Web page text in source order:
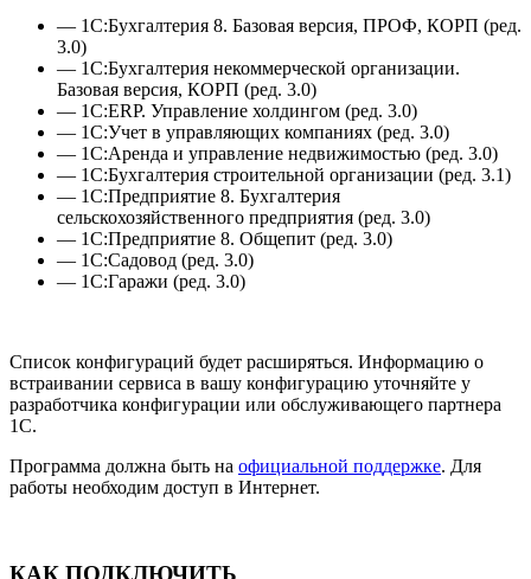
— 1С:Бухгалтерия 8. Базовая версия, ПРОФ, КОРП (ред.
3.0)
— 1С:Бухгалтерия некоммерческой организации.
Базовая версия, КОРП (ред. 3.0)
— 1С:ERP. Управление холдингом (ред. 3.0)
— 1С:Учет в управляющих компаниях (ред. 3.0)
— 1С:Аренда и управление недвижимостью (ред. 3.0)
— 1С:Бухгалтерия строительной организации (ред. 3.1)
— 1С:Предприятие 8. Бухгалтерия
сельскохозяйственного предприятия (ред. 3.0)
— 1С:Предприятие 8. Общепит (ред. 3.0)
— 1С:Садовод (ред. 3.0)
— 1С:Гаражи (ред. 3.0)
Список конфигураций будет расширяться. Информацию о
встраивании сервиса в вашу конфигурацию уточняйте у
разработчика конфигурации или обслуживающего партнера
1С.
Программа должна быть на официальной поддержке. Для
работы необходим доступ в Интернет.
КАК ПОДКЛЮЧИТЬ